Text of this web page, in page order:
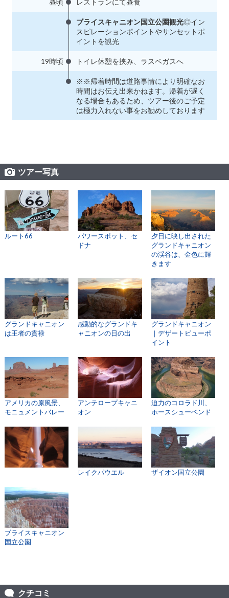
昼頃 レストランにて昼食
ブライスキャニオン国立公園観光◎イン
スピレーションポイントやサンセットポ
イントを観光
19時頃 トイレ休憩を挟み、ラスベガスへ
※※帰着時間は道路事情により明確なお
時間はお伝え出来かねます。帰着が遅く
なる場合もあるため、ツアー後のご予定
は極力入れない事をお勧めしております
ツアー写真
ルート66
パワースポット、セ
ドナ
夕日に映し出された
グランドキャニオン
の渓谷は、金色に輝
きます
グランドキャニオン
は王者の貫禄
感動的なグランドキ
ャニオンの日の出
グランドキャニオン
｜デザートビューポ
イント
アメリカの原風景、
モニュメントバレー
アンテロープキャニ
オン
迫力のコロラド川、
ホースシューベンド
レイクパウエル ザイオン国立公園
ブライスキャニオン
国立公園
クチコミ